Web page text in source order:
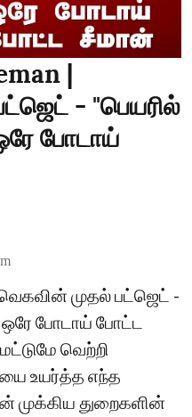
|
- "பெயரில்
போடாய்
முதல் பட்ஜெட் -
ஒரே போடாய் போட்ட
வெற்றி
உயர்த்த எந்த
முக்கிய துறைகளின்